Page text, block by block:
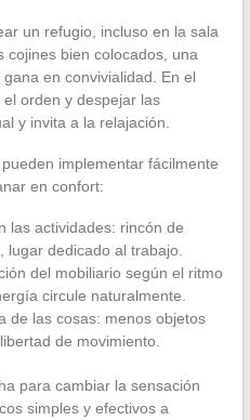
un refugio, incluso en la sala
cojines bien colocados, una
en convivialidad. En el
orden y despejar las
y invita a la relajación.
implementar fácilmente
en confort:
las actividades: rincón de
dedicado al trabajo.
del mobiliario según el ritmo
circule naturalmente.
de las cosas: menos objetos
de movimiento.
para cambiar la sensación
simples y efectivos a